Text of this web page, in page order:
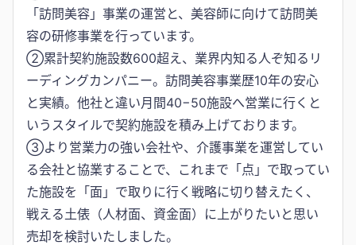
「訪問美容」事業の運営と、美容師に向けて訪問美
容の研修事業を行っています。
②累計契約施設数600超え、業界内知る人ぞ知るリ
ーディングカンパニー。訪問美容事業歴10年の安心
と実績。他社と違い月間40−50施設へ営業に行くと
いうスタイルで契約施設を積み上げております。
③より営業力の強い会社や、介護事業を運営してい
る会社と協業することで、これまで「点」で取ってい
た施設を「面」で取りに行く戦略に切り替えたく、
戦える土俵（人材面、資金面）に上がりたいと思い
売却を検討いたしました。